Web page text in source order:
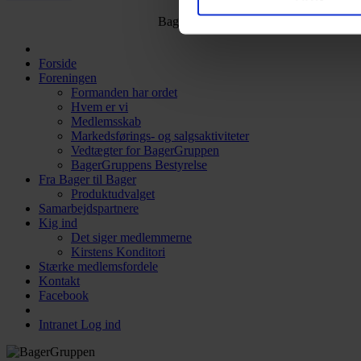
BagerGruppen I Broenge 11
Forside
Foreningen
Formanden har ordet
Hvem er vi
Medlemsskab
Markedsførings- og salgsaktiviteter
Vedtægter for BagerGruppen
BagerGruppens Bestyrelse
Fra Bager til Bager
Produktudvalget
Samarbejdspartnere
Kig ind
Det siger medlemmerne
Kirstens Konditori
Stærke medlemsfordele
Kontakt
Facebook
Intranet Log ind